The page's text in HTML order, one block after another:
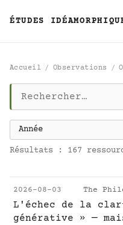
ÉTUDES
Accueil Observations
Résultats : 167
2026-08-03 The
L'échec de la
générative » —